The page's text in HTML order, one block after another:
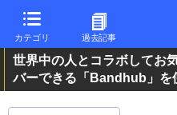
カテゴリ 過去記事
世界中の人とコラボしてお
バーできる「Bandhub」を